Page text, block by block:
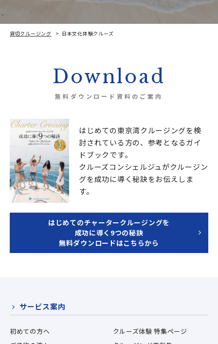
貸切クルージング 日本文化体験クルーズ
Download
無料ダウンロード資料のご案内
はじめての東京湾クルージングを検
討されている方の、 参考となるガイ
ドブックです。
クルーズコンシェルジュがクルージン
グを成功に導く秘訣をお伝えしま
す。
はじめてのチャータークルージングを
成功に導く9つの秘訣
無料ダウンロードはこちらから
サービス案内
初めての方へ
クルーズ体験 特集ページ